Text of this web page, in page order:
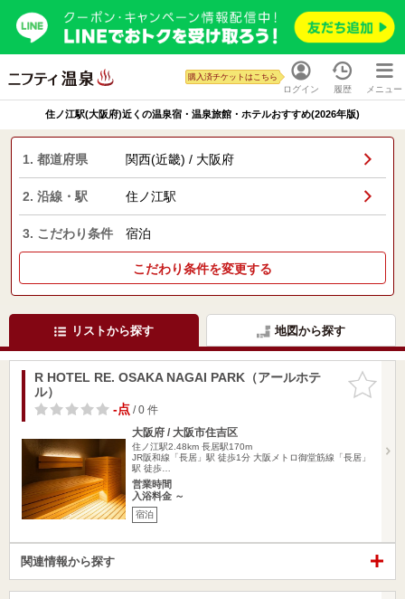
ログイン
購入済チケットはこちら
履歴 メニュー
住ノ江駅(大阪府)近くの温泉宿・温泉旅館・ホテルおすすめ(2026年版)
1. 都道府県 関西(近畿) / 大阪府
2. 沿線・駅 住ノ江駅
3. こだわり条件 宿泊
こだわり条件を変更する
リストから探す 地図から探す
お気に入
りに追加
R HOTEL RE. OSAKA NAGAI PARK（アールホテ
ル）
-点/ 0 件
大阪府 / 大阪市住吉区
住ノ江駅2.48km 長居駅170m
JR阪和線「長居」駅 徒歩1分 大阪メトロ御堂筋線「長居」
駅 徒歩…
営業時間
入浴料金 ～
宿泊
関連情報から探す